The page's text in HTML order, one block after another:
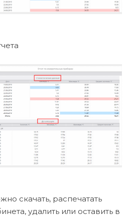
скачать, распечатать
удалить или оставить в